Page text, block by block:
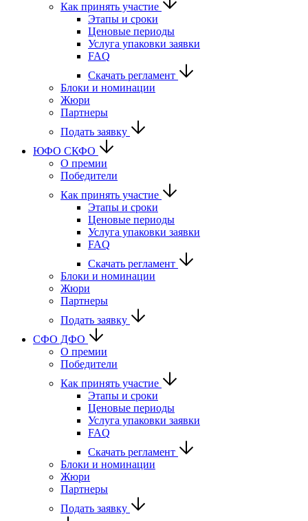
Как принять участие
Этапы и сроки
Ценовые периоды
Услуга упаковки заявки
FAQ
Скачать регламент
Блоки и номинации
Жюри
Партнеры
Подать заявку
ЮФО СКФО
О премии
Победители
Как принять участие
Этапы и сроки
Ценовые периоды
Услуга упаковки заявки
FAQ
Скачать регламент
Блоки и номинации
Жюри
Партнеры
Подать заявку
CФО ДФО
О премии
Победители
Как принять участие
Этапы и сроки
Ценовые периоды
Услуга упаковки заявки
FAQ
Скачать регламент
Блоки и номинации
Жюри
Партнеры
Подать заявку